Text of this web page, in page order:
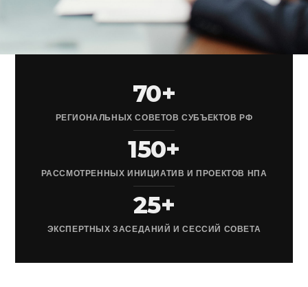
70+
РЕГИОНАЛЬНЫХ СОВЕТОВ СУБЪЕКТОВ РФ
150+
РАССМОТРЕННЫХ ИНИЦИАТИВ И ПРОЕКТОВ НПА
25+
ЭКСПЕРТНЫХ ЗАСЕДАНИЙ И СЕССИЙ СОВЕТА